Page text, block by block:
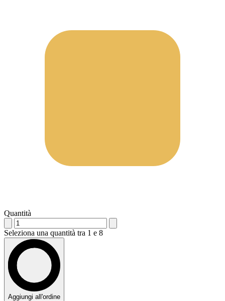
Quantità
Seleziona una quantità tra 1 e 8
Aggiungi all'ordine